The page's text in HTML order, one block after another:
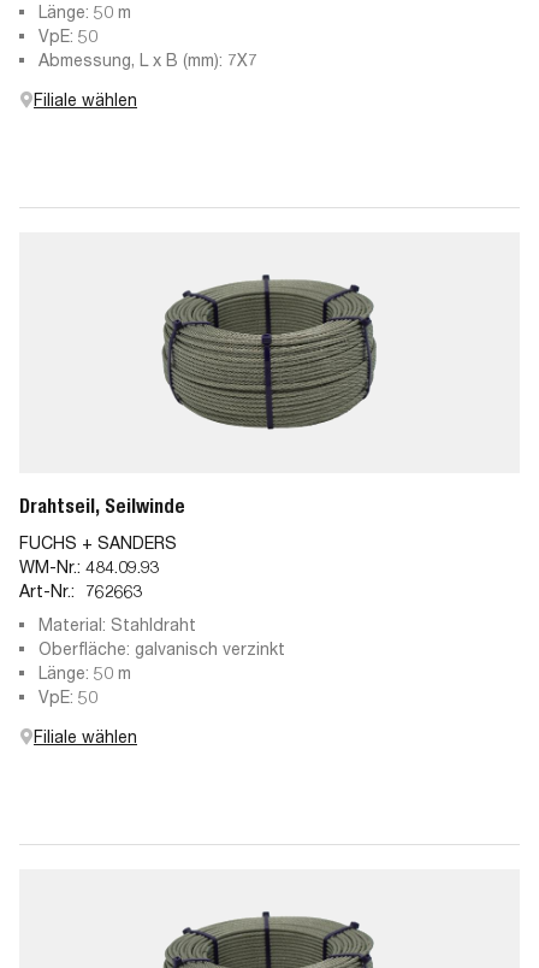
Länge: 50 m
VpE: 50
Abmessung, L x B (mm): 7X7
Filiale wählen
Drahtseil, Seilwinde
FUCHS + SANDERS
WM-Nr.: 484.09.93
Art-Nr.:
762663
Material: Stahldraht
Oberfläche: galvanisch verzinkt
Länge: 50 m
VpE: 50
Filiale wählen